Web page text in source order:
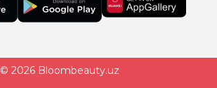
© 2026 Bloombeauty.uz